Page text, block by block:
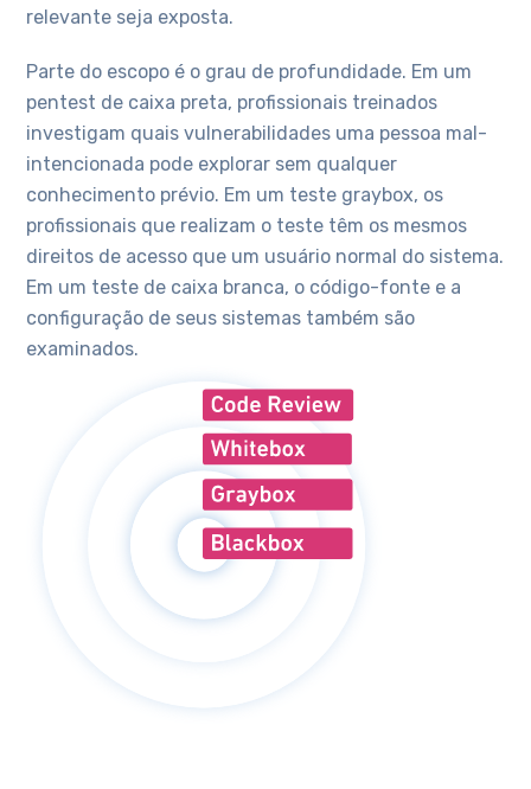
relevante seja exposta.
Parte do escopo é o grau de profundidade. Em um
pentest de caixa preta, profissionais treinados
investigam quais vulnerabilidades uma pessoa mal-
intencionada pode explorar sem qualquer
conhecimento prévio. Em um teste graybox, os
profissionais que realizam o teste têm os mesmos
direitos de acesso que um usuário normal do sistema.
Em um teste de caixa branca, o código-fonte e a
configuração de seus sistemas também são
examinados.